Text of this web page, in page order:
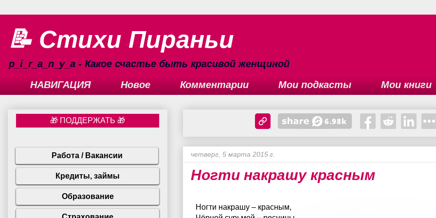
📝 Стихи Пираньи
p_i_r_a_n_y_a - Какое счастье быть красивой женщиной
НАВИГАЦИЯ
Новое Комментарии Мои подкасты Мои книги
четверг, 5 марта 2015 г.
Ногти накрашу красным
Ногти накрашу – красным,